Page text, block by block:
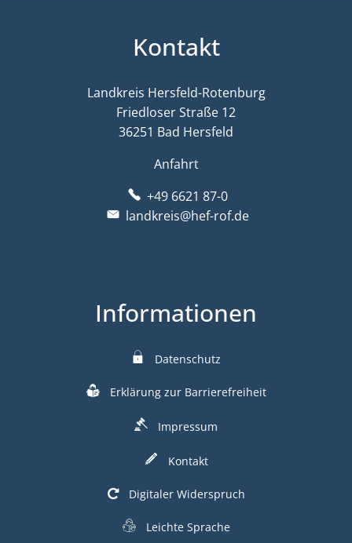
Kontakt
Landkreis Hersfeld-Rotenburg
Friedloser Straße 12
36251 Bad Hersfeld
Anfahrt
+49 6621 87-0
landkreis@hef-rof.de
Informationen
Datenschutz
Erklärung zur Barrierefreiheit
Impressum
Kontakt
Digitaler Widerspruch
Leichte Sprache